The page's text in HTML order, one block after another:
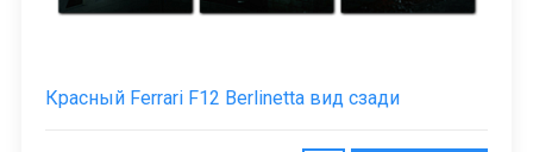
Красный Ferrari F12 Berlinetta вид сзади